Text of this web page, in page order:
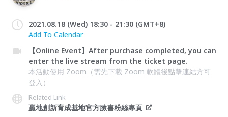
2021.08.18 (Wed) 18:30 - 21:30 (GMT+8)
Add To Calendar
【Online Event】After purchase completed, you can
enter the live stream from the ticket page.
本活動使用 Zoom（需先下載 Zoom 軟體後點擊連結方可
登入）
Related Link
贏地創新育成基地官方臉書粉絲專頁